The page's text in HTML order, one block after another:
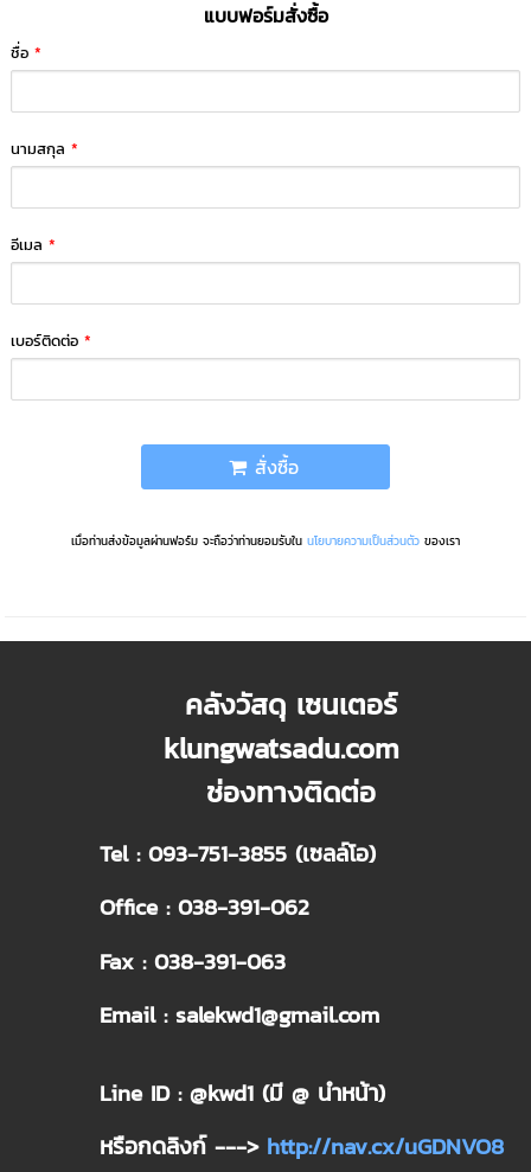
แบบฟอร์มสั่งซื้อ
ชื่อ*
นามสกุล*
อีเมล*
เบอร์ติดต่อ*
สั่งซื้อ
เมื่อท่านส่งข้อมูลผ่านฟอร์ม จะถือว่าท่านยอมรับใน นโยบายความเป็นส่วนตัว ของเรา
คลังวัสดุ เซนเตอร์
klungwatsadu.com
ช่องทางติดต่อ
Tel : 093-751-3855 (เซลล์โอ)
Office : 038-391-062
Fax : 038-391-063
Email : salekwd1@gmail.com
Line ID : @kwd1 (มี @ นำหน้า)
หรือกดลิงก์ ---> http://nav.cx/uGDNVO8